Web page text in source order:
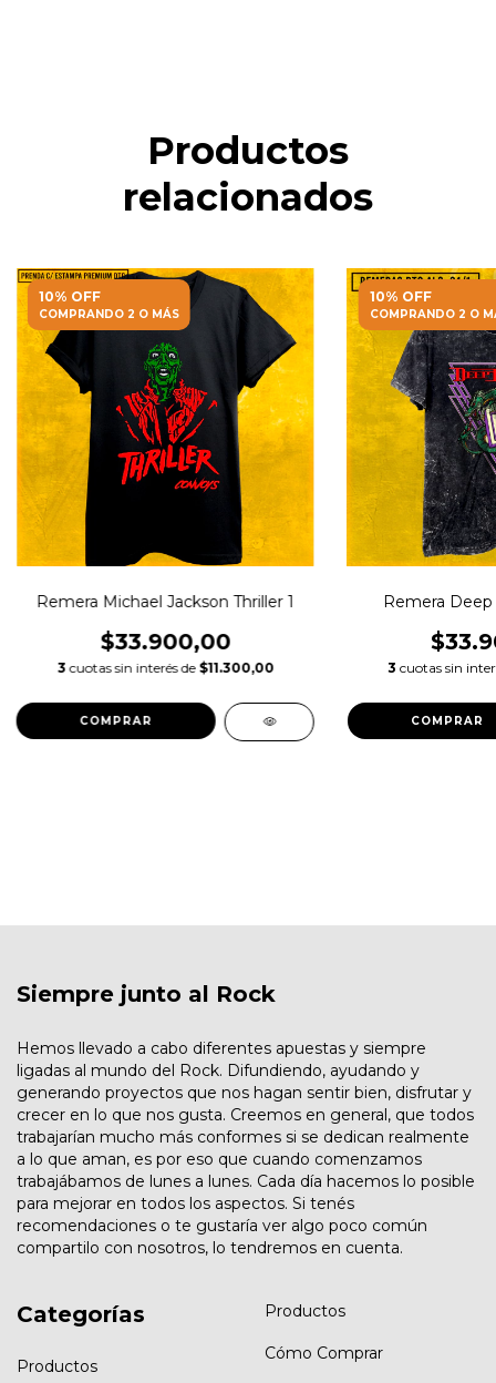
Productos
relacionados
10% OFF
COMPRANDO 2 O MÁS
Remera Michael Jackson Thriller 1
$33.900,00
3 cuotas sin interés de $11.300,00
COMPRAR
10% OFF
COMPRANDO 2 O
Remera
3 cuotas sin
COMPRAR
Siempre junto al Rock
Hemos llevado a cabo diferentes apuestas y siempre
ligadas al mundo del Rock. Difundiendo, ayudando y
generando proyectos que nos hagan sentir bien, disfrutar y
crecer en lo que nos gusta. Creemos en general, que todos
trabajarían mucho más conformes si se dedican realmente
a lo que aman, es por eso que cuando comenzamos
trabajábamos de lunes a lunes. Cada día hacemos lo posible
para mejorar en todos los aspectos. Si tenés
recomendaciones o te gustaría ver algo poco común
compartilo con nosotros, lo tendremos en cuenta.
Categorías
Productos
Productos
Cómo Comprar